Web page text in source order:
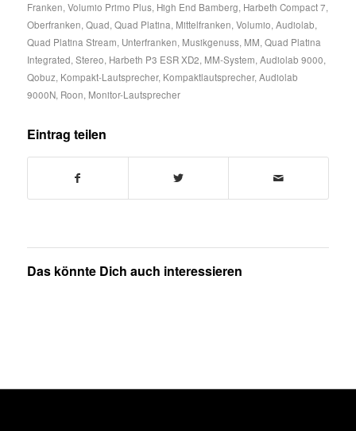
Franken,Volumio Primo Plus, High End Bamberg, Harbeth Compact 7,
Oberfranken,Quad,Quad Platina, Mittelfranken,Volumio,Audiolab,
Quad Platina Stream, Unterfranken, Musikgenuss, MM,Quad Platina
Integrated,Stereo, Harbeth P3 ESR XD2, MM-System,Audiolab 9000,
Qobuz, Kompakt-Lautsprecher, Kompaktlautsprecher,Audiolab
9000N, Roon, Monitor-Lautsprecher
Eintrag teilen
Das könnte Dich auch interessieren